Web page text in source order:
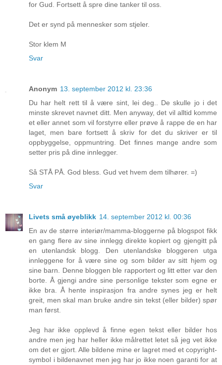
for Gud. Fortsett å spre dine tanker til oss.
Det er synd på mennesker som stjeler.
Stor klem M
Svar
Anonym 13. september 2012 kl. 23:36
Du har helt rett til å være sint, lei deg.. De skulle jo i det
minste skrevet navnet ditt. Men anyway, det vil alltid komme
et eller annet som vil forstyrre eller prøve å rappe de en har
laget, men bare fortsett å skriv for det du skriver er til
oppbyggelse, oppmuntring. Det finnes mange andre som
setter pris på dine innlegger.
Så STÅ PÅ. God bless. Gud vet hvem dem tilhører. =)
Svar
Livets små øyeblikk 14. september 2012 kl. 00:36
En av de større interiør/mamma-bloggerne på blogspot fikk
en gang flere av sine innlegg direkte kopiert og gjengitt på
en utenlandsk blogg. Den utenlandske bloggeren utga
innleggene for å være sine og som bilder av sitt hjem og
sine barn. Denne bloggen ble rapportert og litt etter var den
borte. Å gjengi andre sine personlige tekster som egne er
ikke bra. Å hente inspirasjon fra andre synes jeg er helt
greit, men skal man bruke andre sin tekst (eller bilder) spør
man først.
Jeg har ikke opplevd å finne egen tekst eller bilder hos
andre men jeg har heller ikke målrettet letet så jeg vet ikke
om det er gjort. Alle bildene mine er lagret med et copyright-
symbol i bildenavnet men jeg har jo ikke noen garanti for at